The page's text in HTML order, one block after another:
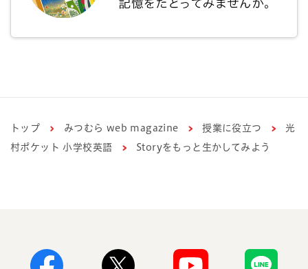
トップ みつむら web magazine 授業に役立つ
光
村ポケット 小学校英語
Storyをもっと生かしてみよう